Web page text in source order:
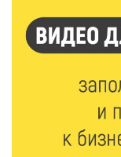
7 Авг 2026
Жителям
опасности
7 Авг 2026
Золотой век